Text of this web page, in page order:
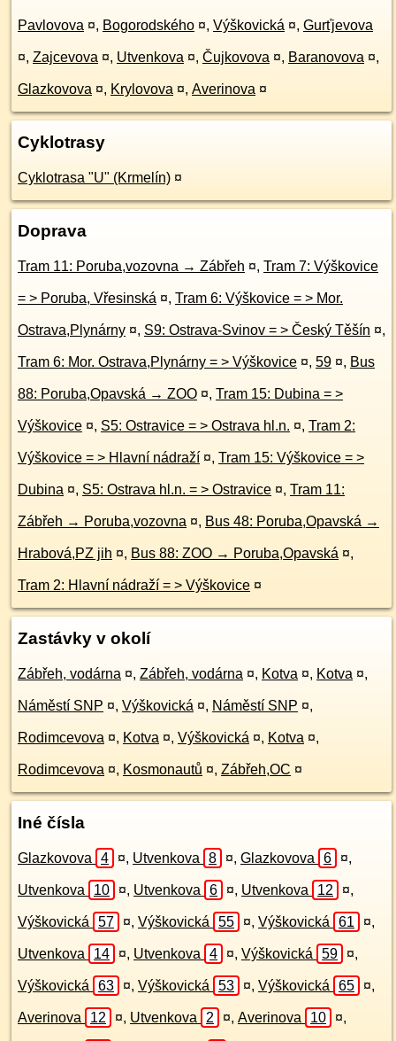
Pavlovova ¤, Bogorodského ¤, Výškovická ¤, Gurťjevova
¤, Zajcevova ¤, Utvenkova ¤, Čujkovova ¤, Baranovova ¤,
Glazkovova ¤, Krylovova ¤, Averinova ¤
Cyklotrasy
Cyklotrasa "U" (Krmelín) ¤
Doprava
Tram 11: Poruba,vozovna → Zábřeh ¤, Tram 7: Výškovice
= > Poruba, Vřesinská ¤, Tram 6: Výškovice = > Mor.
Ostrava,Plynárny ¤, S9: Ostrava-Svinov = > Český Těšín ¤,
Tram 6: Mor. Ostrava,Plynárny = > Výškovice ¤, 59 ¤, Bus
88: Poruba,Opavská → ZOO ¤, Tram 15: Dubina = >
Výškovice ¤, S5: Ostravice = > Ostrava hl.n. ¤, Tram 2:
Výškovice = > Hlavní nádraží ¤, Tram 15: Výškovice = >
Dubina ¤, S5: Ostrava hl.n. = > Ostravice ¤, Tram 11:
Zábřeh → Poruba,vozovna ¤, Bus 48: Poruba,Opavská →
Hrabová,PZ jih ¤, Bus 88: ZOO → Poruba,Opavská ¤,
Tram 2: Hlavní nádraží = > Výškovice ¤
Zastávky v okolí
Zábřeh, vodárna ¤, Zábřeh, vodárna ¤, Kotva ¤, Kotva ¤,
Náměstí SNP ¤, Výškovická ¤, Náměstí SNP ¤,
Rodimcevova ¤, Kotva ¤, Výškovická ¤, Kotva ¤,
Rodimcevova ¤, Kosmonautů ¤, Zábřeh,OC ¤
Iné čísla
Glazkovova 4 ¤, Utvenkova 8 ¤, Glazkovova 6 ¤,
Utvenkova 10 ¤, Utvenkova 6 ¤, Utvenkova 12 ¤,
Výškovická 57 ¤, Výškovická 55 ¤, Výškovická 61 ¤,
Utvenkova 14 ¤, Utvenkova 4 ¤, Výškovická 59 ¤,
Výškovická 63 ¤, Výškovická 53 ¤, Výškovická 65 ¤,
Averinova 12 ¤, Utvenkova 2 ¤, Averinova 10 ¤,